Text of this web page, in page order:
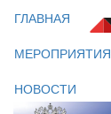
ГЛАВНАЯ
МЕРОПРИЯТИЯ
НОВОСТИ